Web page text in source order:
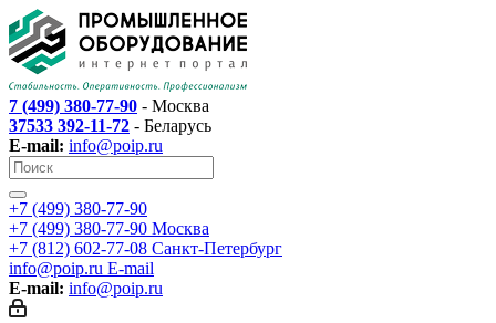
7 (499) 380-77-90 - Москва
37533 392-11-72 - Беларусь
E-mail: info@poip.ru
+7 (499) 380-77-90
+7 (499) 380-77-90 Москва
+7 (812) 602-77-08 Санкт-Петербург
info@poip.ru E-mail
E-mail: info@poip.ru